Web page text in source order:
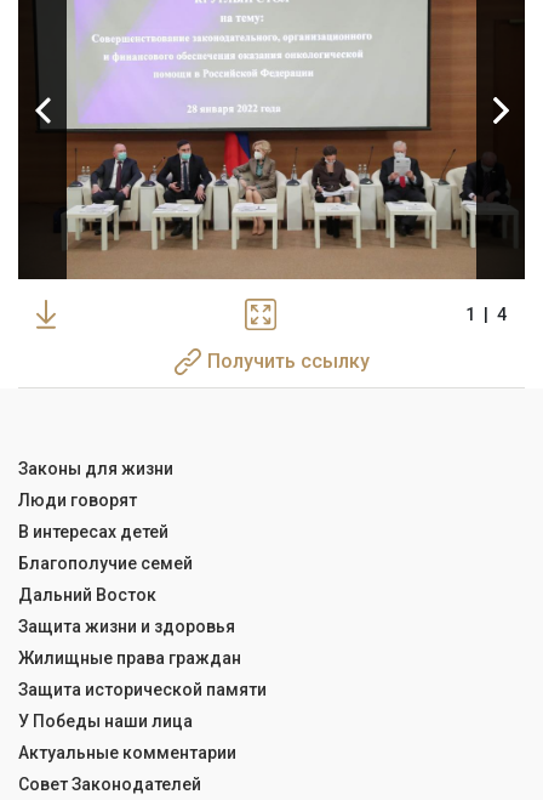
Получить ссылку
1 4
Законы для жизни
Люди говорят
В интересах детей
Благополучие семей
Дальний Восток
Защита жизни и здоровья
Жилищные права граждан
Защита исторической памяти
У Победы наши лица
Актуальные комментарии
Совет Законодателей